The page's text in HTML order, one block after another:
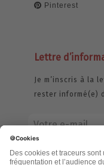
Pinterest
Lettre
Je m’inscris à la
rester informé(e)
jamais échangée. Pour